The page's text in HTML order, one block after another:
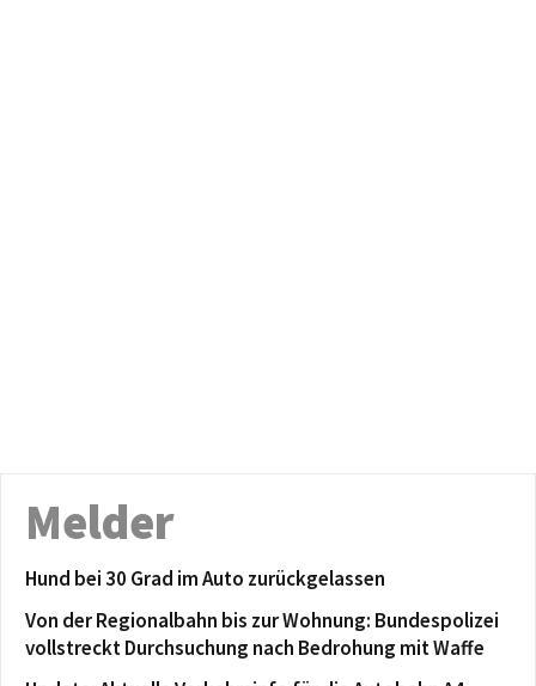
Melder
Hund bei 30 Grad im Auto zurückgelassen
Von der Regionalbahn bis zur Wohnung: Bundespolizei
vollstreckt Durchsuchung nach Bedrohung mit Waffe